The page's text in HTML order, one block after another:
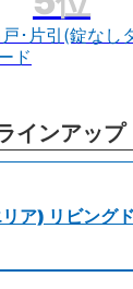
･片引(錠なし
ド
インアップ
ア) リビング